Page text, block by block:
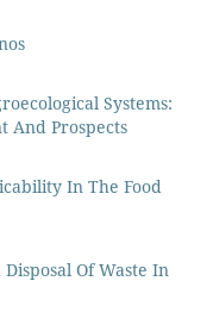
Systems:
And Prospects
In The Food
Of Waste In